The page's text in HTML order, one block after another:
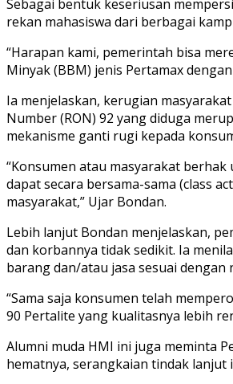
Sebagai bentuk keseriusan
rekan mahasiswa dari berbagai
“Harapan kami, pemerintah bisa
Minyak (BBM) jenis Pertamax
Ia menjelaskan, kerugian
Number (RON) 92 yang diduga
mekanisme ganti rugi kepada
“Konsumen atau masyarakat
dapat secara bersama-sama (class
masyarakat,” Ujar Bondan.
Lebih lanjut Bondan menjelaskan,
dan korbannya tidak sedikit. Ia
barang dan/atau jasa sesuai
“Sama saja konsumen telah
90 Pertalite yang kualitasnya lebih
Alumni muda HMI ini juga meminta
hematnya, serangkaian tindak